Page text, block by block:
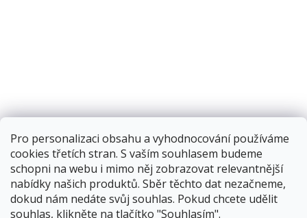
Pro personalizaci obsahu a vyhodnocování používáme
cookies třetích stran. S vaším souhlasem budeme
schopni na webu i mimo něj zobrazovat relevantnější
nabídky našich produktů. Sběr těchto dat nezačneme,
dokud nám nedáte svůj souhlas. Pokud chcete udělit
souhlas, klikněte na tlačítko "Souhlasím".